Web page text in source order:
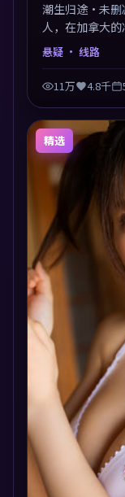
潮生归途·未删
人，在加拿大
以悬疑类型外壳
悬疑 · 线路
11万 4.8千
精选